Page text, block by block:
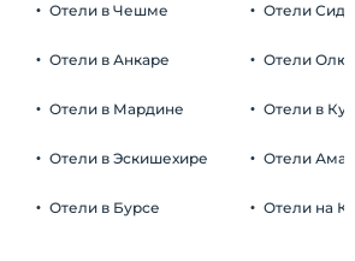
Отели в Чешме
Отели в Анкаре
Отели в Мардине
Отели в Эскишехире
Отели в Бурсе
Отели Сиде
Отели
Отели в
Отели
Отели на